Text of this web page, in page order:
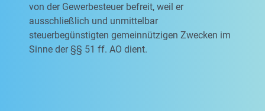
von der Gewerbesteuer befreit, weil er
ausschließlich und unmittelbar
steuerbegünstigten gemeinnützigen Zwecken im
Sinne der §§ 51 ff. AO dient.